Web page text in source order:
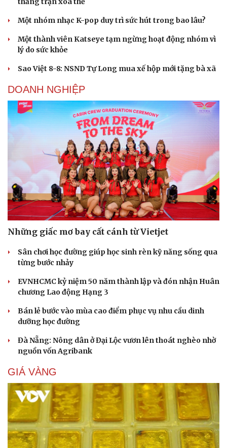
Du lịch
Săn Tour
check-in
Podcast
Cửa sổ tình yêu
Kể chuyện cho bé
Hạt giống tâm hồn
Một nhóm nhạc K-pop duy trì sức hút trong bao lâu?
Một thành viên Katseye tạm ngừng hoạt động nhóm vì
lý do sức khỏe
Sao Việt 8-8: NSND Tự Long mua xế hộp mới tặng bà xã
DOANH NGHIỆP
Những giấc mơ bay cất cánh từ Vietjet
Sân chơi học đường giúp học sinh rèn kỹ năng sống qua
từng bước nhảy
EVNHCMC kỷ niệm 50 năm thành lập và đón nhận Huân
chương Lao động Hạng 3
Bán lẻ bước vào mùa cao điểm phục vụ nhu cầu dinh
dưỡng học đường
Đà Nẵng: Nông dân ở Đại Lộc vươn lên thoát nghèo nhờ
nguồn vốn Agribank
GIÁ VÀNG